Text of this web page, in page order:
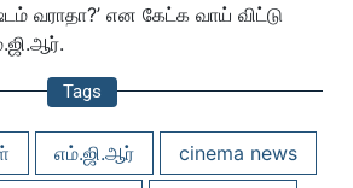
வராதா?’ என கேட்க வாய் விட்டு
Tags
எம்.ஜி.ஆர்
cinema news